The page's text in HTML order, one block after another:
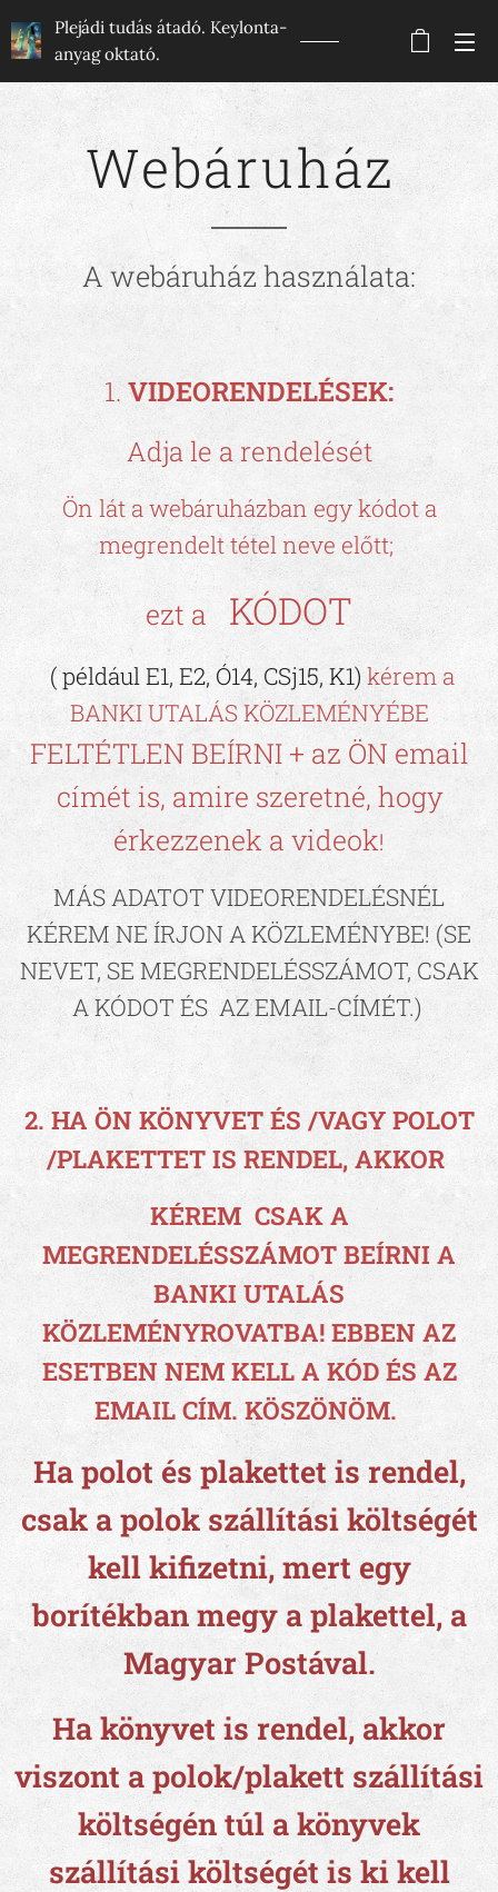
Plejádi tudás átadó. Keylonta-
anyag oktató.
Webáruház
A webáruház használata:
1. VIDEORENDELÉSEK:
Adja le a rendelését
Ön lát a webáruházban egy kódot a
megrendelt tétel neve előtt;
ezt a KÓDOT
( például E1, E2, Ó14, CSj15, K1) kérem a
BANKI UTALÁS KÖZLEMÉNYÉBE
FELTÉTLEN BEÍRNI + az ÖN email
címét is, amire szeretné, hogy
érkezzenek a videok!
MÁS ADATOT VIDEORENDELÉSNÉL
KÉREM NE ÍRJON A KÖZLEMÉNYBE! (SE
NEVET, SE MEGRENDELÉSSZÁMOT, CSAK
A KÓDOT ÉS AZ EMAIL-CÍMÉT.)
2. HA ÖN KÖNYVET ÉS /VAGY POLOT
/PLAKETTET IS RENDEL, AKKOR
KÉREM CSAK A
MEGRENDELÉSSZÁMOT BEÍRNI A
BANKI UTALÁS
KÖZLEMÉNYROVATBA! EBBEN AZ
ESETBEN NEM KELL A KÓD ÉS AZ
EMAIL CÍM. KÖSZÖNÖM.
Ha polot és plakettet is rendel,
csak a polok szállítási költségét
kell kifizetni, mert egy
borítékban megy a plakettel, a
Magyar Postával.
Ha könyvet is rendel, akkor
viszont a polok/plakett szállítási
költségén túl a könyvek
szállítási költségét is ki kell